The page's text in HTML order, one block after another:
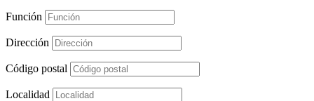
Función
Dirección
Código postal
Localidad